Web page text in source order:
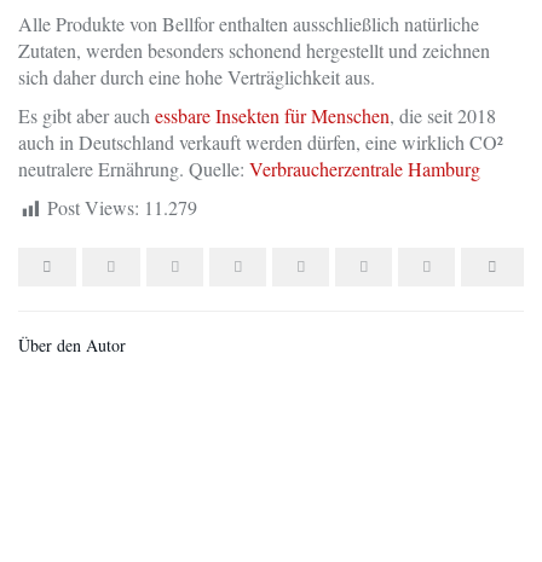
Alle Produkte von Bellfor enthalten ausschließlich natürliche
Zutaten, werden besonders schonend hergestellt und zeichnen
sich daher durch eine hohe Verträglichkeit aus.
Es gibt aber auchessbare Insekten für Menschen, die seit 2018
auch in Deutschland verkauft werden dürfen, eine wirklich CO²
neutralere Ernährung. Quelle: Verbraucherzentrale Hamburg
Post Views: 11.279
Über den Autor